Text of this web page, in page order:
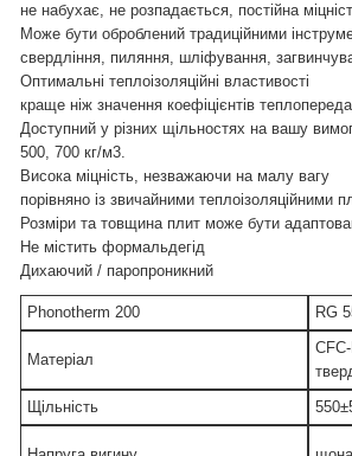
не набухає, не розпадається, постійна
Може бути оброблений традиційними
свердління, пиляння, шліфування,
Оптимальні теплоізоляційні властивості
краще ніж значення коефіцієнтів
Доступний у різних щільностях на вашу
500, 700 кг/м3.
Висока міцність, незважаючи на малу вагу
порівняно із звичайними теплоізоляційними
Розміри та товщина плит може бути
Не містить формальдегід
Дихаючий / паропроникний
Phonotherm 200 RG
Матеріал
Щільність